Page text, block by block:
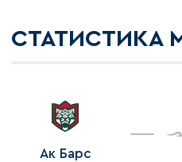
СТАТИСТИКА
Ак Барс